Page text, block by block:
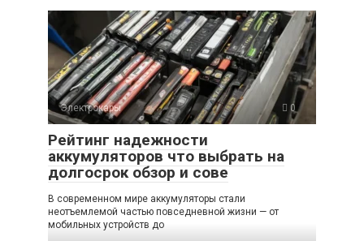
Электрокары 0
Рейтинг надежности
аккумуляторов что выбрать на
долгосрок обзор и сове
В современном мире аккумуляторы стали
неотъемлемой частью повседневной жизни — от
мобильных устройств до